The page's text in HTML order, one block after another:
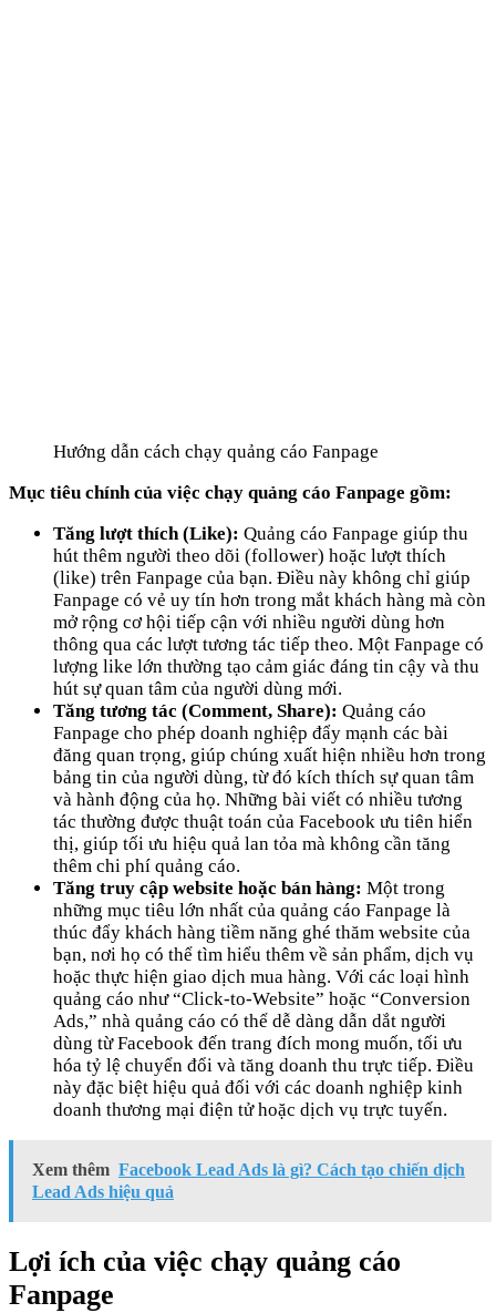
Hướng dẫn cách chạy quảng cáo Fanpage
Mục tiêu chính của việc chạy quảng cáo Fanpage gồm:
Tăng lượt thích (Like): Quảng cáo Fanpage giúp thu
hút thêm người theo dõi (follower) hoặc lượt thích
(like) trên Fanpage của bạn. Điều này không chỉ giúp
Fanpage có vẻ uy tín hơn trong mắt khách hàng mà còn
mở rộng cơ hội tiếp cận với nhiều người dùng hơn
thông qua các lượt tương tác tiếp theo. Một Fanpage có
lượng like lớn thường tạo cảm giác đáng tin cậy và thu
hút sự quan tâm của người dùng mới.
Tăng tương tác (Comment, Share): Quảng cáo
Fanpage cho phép doanh nghiệp đẩy mạnh các bài
đăng quan trọng, giúp chúng xuất hiện nhiều hơn trong
bảng tin của người dùng, từ đó kích thích sự quan tâm
và hành động của họ. Những bài viết có nhiều tương
tác thường được thuật toán của Facebook ưu tiên hiển
thị, giúp tối ưu hiệu quả lan tỏa mà không cần tăng
thêm chi phí quảng cáo.
Tăng truy cập website hoặc bán hàng: Một trong
những mục tiêu lớn nhất của quảng cáo Fanpage là
thúc đẩy khách hàng tiềm năng ghé thăm website của
bạn, nơi họ có thể tìm hiểu thêm về sản phẩm, dịch vụ
hoặc thực hiện giao dịch mua hàng. Với các loại hình
quảng cáo như “Click-to-Website” hoặc “Conversion
Ads,” nhà quảng cáo có thể dễ dàng dẫn dắt người
dùng từ Facebook đến trang đích mong muốn, tối ưu
hóa tỷ lệ chuyển đổi và tăng doanh thu trực tiếp. Điều
này đặc biệt hiệu quả đối với các doanh nghiệp kinh
doanh thương mại điện tử hoặc dịch vụ trực tuyến.
Xem thêm Facebook Lead Ads là gì? Cách tạo chiến dịch
Lead Ads hiệu quả
Lợi ích của việc chạy quảng cáo
Fanpage